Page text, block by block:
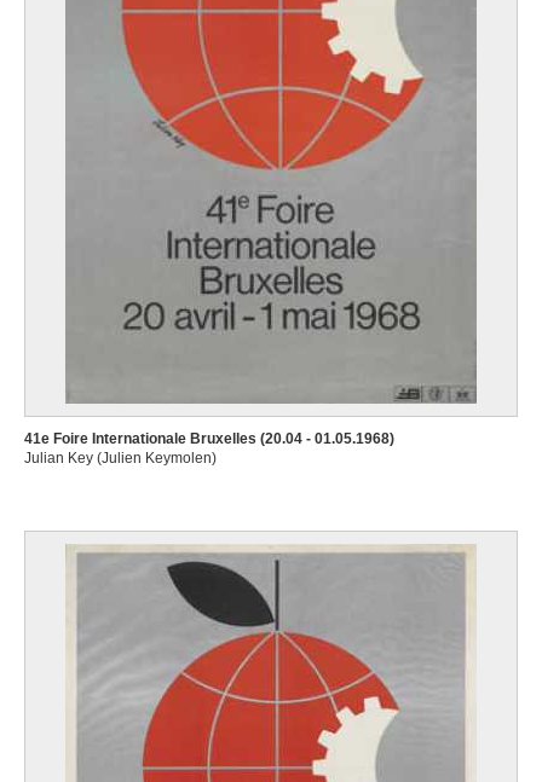
41e Foire Internationale Bruxelles (20.04 - 01.05.1968)
Julian Key (Julien Keymolen)